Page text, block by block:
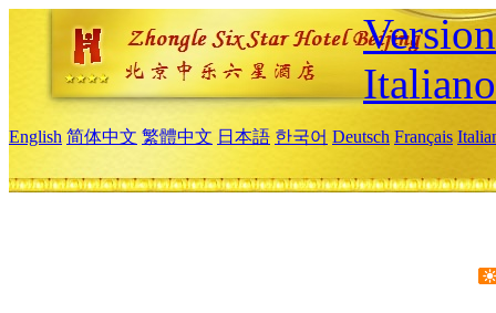
Italiano
English 简体中文 繁體中文 日本語 한국어 Deutsch Français